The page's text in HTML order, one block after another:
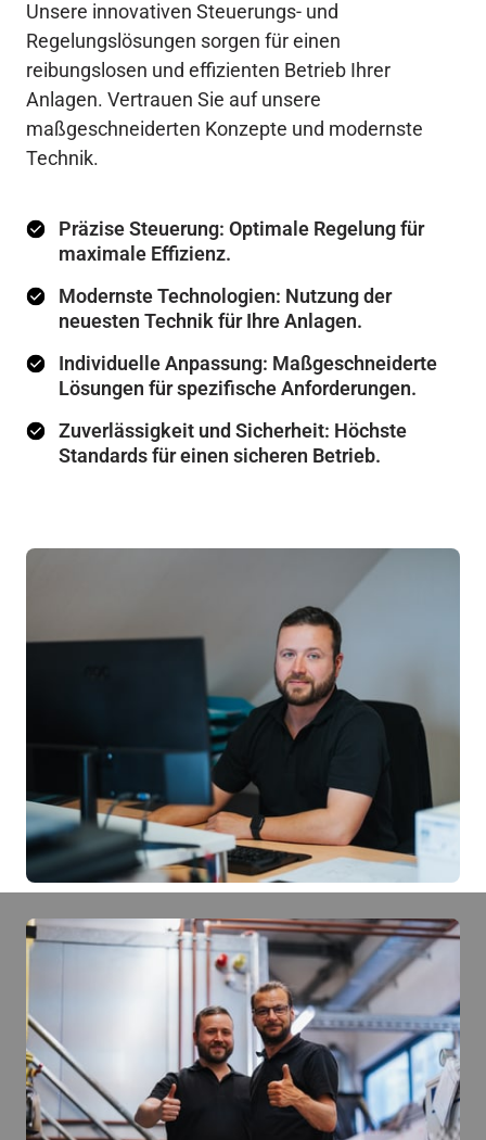
Unsere innovativen Steuerungs- und
Regelungslösungen sorgen für einen
reibungslosen und effizienten Betrieb Ihrer
Anlagen. Vertrauen Sie auf unsere
maßgeschneiderten Konzepte und modernste
Technik.
Präzise Steuerung: Optimale Regelung für
maximale Effizienz.
Modernste Technologien: Nutzung der
neuesten Technik für Ihre Anlagen.
Individuelle Anpassung: Maßgeschneiderte
Lösungen für spezifische Anforderungen.
Zuverlässigkeit und Sicherheit: Höchste
Standards für einen sicheren Betrieb.